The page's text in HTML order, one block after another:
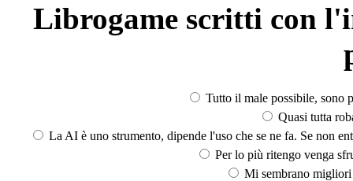
Librogame scritti con
Tutto il male possibile, sono
Quasi tutta
La AI è uno strumento, dipende l'uso che se ne fa. Se non
Per lo più ritengo venga
Mi sembrano